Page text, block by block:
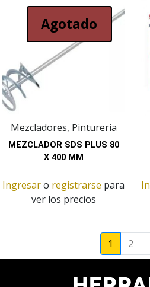
Agotado
Mezcladores, Pintureria
MEZCLADOR SDS PLUS 80
X 400 MM
Ingresaro registrarse para
ver los precios
1 2